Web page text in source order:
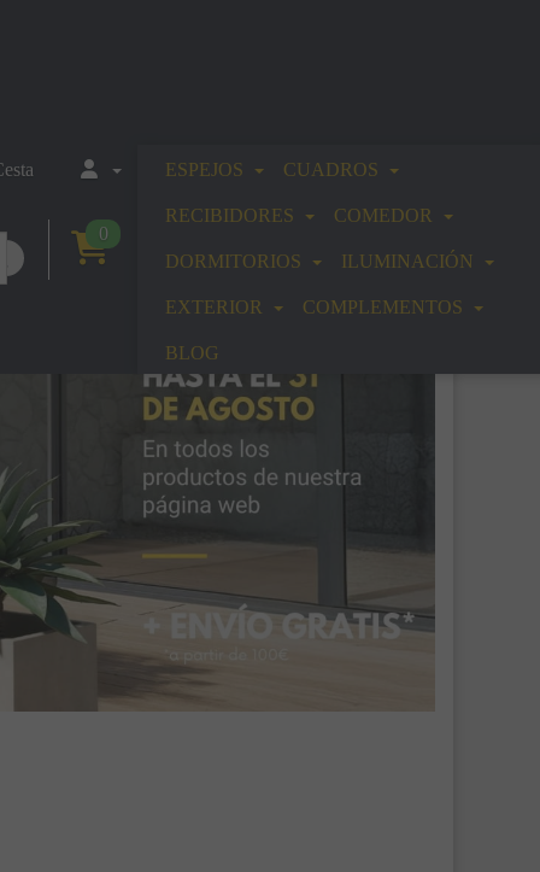
0
ESPEJOS CUADROS
RECIBIDORES COMEDOR
DORMITORIOS ILUMINACIÓN
EXTERIOR COMPLEMENTOS
BLOG